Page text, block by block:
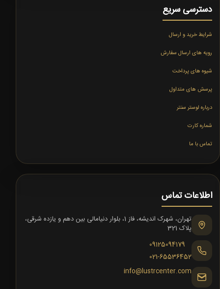
دسترسی سریع
شرایط خرید و ارسال
رویه های ارسال سفارش
شیوه های پرداخت
پرسش های متداول
درباره لوستر سنتر
شماره کارت
تماس با ما
اطلاعات تماس
تهران، شهرک اندیشه، فاز 1، بلوار دنیامالی بین دهم و یازده شرقی،
پلاک 321
09125094179
021-65536452
info@lustrcenter.com